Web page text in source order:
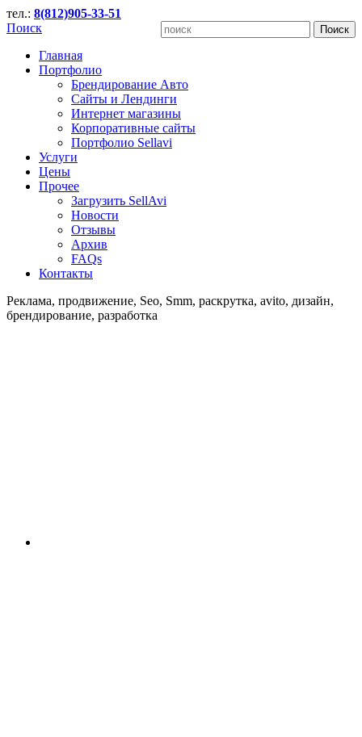
тел.: 8(812)905-33-51
Поиск
Главная
Портфолио
Брендирование Авто
Сайты и Лендинги
Интернет магазины
Корпоративные сайты
Портфолио Sellavi
Услуги
Цены
Прочее
Загрузить SellAvi
Новости
Отзывы
Архив
FAQs
Контакты
Реклама, продвижение, Seo, Smm, раскрутка, avito, дизайн,
брендирование, разработка